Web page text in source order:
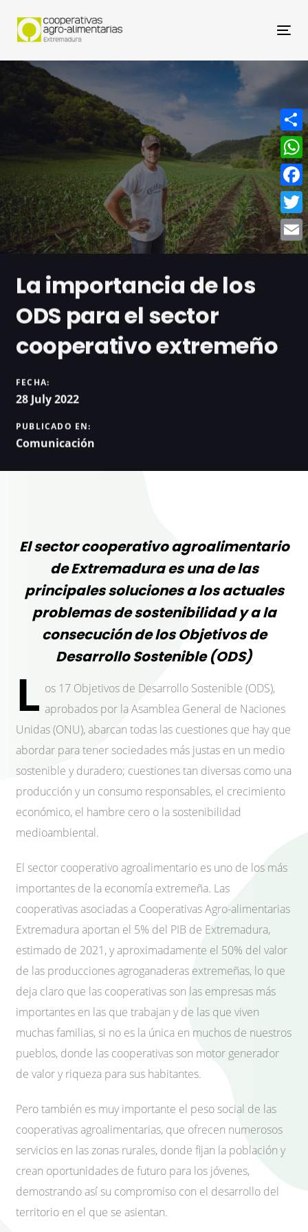
La importancia de los
ODS para el sector
cooperativo extremeño
FECHA:
28 July 2022
PUBLICADO EN:
Comunicación
El sector cooperativo agroalimentario
de Extremadura es una de las
principales soluciones a los actuales
problemas de sostenibilidad y a la
consecución de los Objetivos de
Desarrollo Sostenible (ODS)
L os 17 Objetivos de Desarrollo Sostenible (ODS),
aprobados por la Asamblea General de Naciones
Unidas (ONU), abarcan todas las cuestiones que hay que
abordar para tener sociedades más justas en un medio
sostenible y duradero; cuestiones tan diversas como una
producción y un consumo responsables, el crecimiento
económico, el hambre cero o la sostenibilidad
medioambiental.
El sector cooperativo agroalimentario es uno de los más
importantes de la economía extremeña. Las
cooperativas asociadas a Cooperativas Agro-alimentarias
Extremadura aportan el 5% del PIB de Extremadura,
estimado de 2021, y aproximadamente el 50% del valor
de las producciones agroganaderas extremeñas, lo que
deja claro que las cooperativas son las empresas más
importantes en las que trabajan y de las que viven
muchas familias, si no es la única en muchos de nuestros
pueblos, donde las cooperativas son motor generador
de valor y riqueza para sus habitantes.
Pero también es muy importante el peso social de las
cooperativas agroalimentarias, que ofrecen numerosos
servicios en las zonas rurales, donde fijan la población y
crean oportunidades de futuro para los jóvenes,
demostrando así su compromiso con el desarrollo del
territorio en el que se asientan.
Email